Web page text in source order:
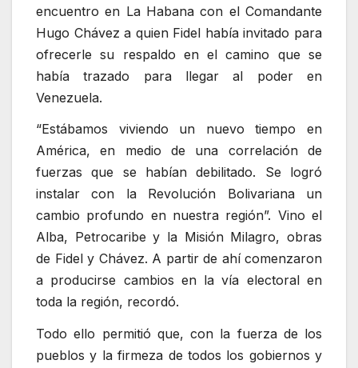
encuentro en La Habana con el Comandante
Hugo Chávez a quien Fidel había invitado para
ofrecerle su respaldo en el camino que se
había trazado para llegar al poder en
Venezuela.
“Estábamos viviendo un nuevo tiempo en
América, en medio de una correlación de
fuerzas que se habían debilitado. Se logró
instalar con la Revolución Bolivariana un
cambio profundo en nuestra región”. Vino el
Alba, Petrocaribe y la Misión Milagro, obras
de Fidel y Chávez. A partir de ahí comenzaron
a producirse cambios en la vía electoral en
toda la región, recordó.
Todo ello permitió que, con la fuerza de los
pueblos y la firmeza de todos los gobiernos y